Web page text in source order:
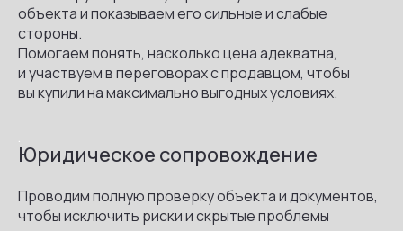
объекта и показываем его сильные и слабые
стороны.
Помогаем понять, насколько цена адекватна,
и участвуем в переговорах с продавцом, чтобы
вы купили на максимально выгодных условиях.
.
Юридическое сопровождение
Проводим полную проверку объекта и документов,
чтобы исключить риски и скрытые проблемы